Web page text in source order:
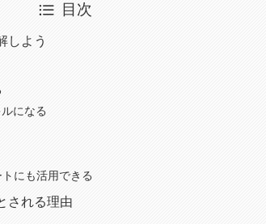
目次
しよう
になる
にも活用できる
される理由